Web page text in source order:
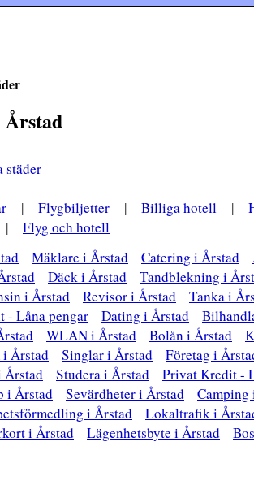
Årstad
städer
| Flygbiljetter | Billiga hotell |
| Flyg och hotell
Mäklare i Årstad Catering i Årstad
Däck i Årstad
Tandblekning i
i Årstad Revisor i Årstad
Tanka i
- Låna pengar
Dating i Årstad
WLAN i Årstad Bolån i Årstad
i Årstad
Singlar i Årstad
Företag i
Årstad
Studera i Årstad
Privat Kredit -
i Årstad Sevärdheter i Årstad
Camping
i Årstad
Lokaltrafik i
i Årstad Lägenhetsbyte i Årstad